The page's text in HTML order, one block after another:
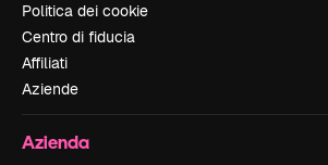
Politica dei cookie
Centro di fiducia
Affiliati
Aziende
Azienda